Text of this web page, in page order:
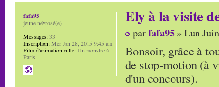
Ely à la visite
parfafa95 » Lun
Bonsoir, grâce à
de stop-motion (à
d'un concours).
fafa95
jeune névrosé(e)
Messages:33
Inscription:Mer Jan 28, 2015 9:45 am
Film d'animation culte:Un monstre à
Paris